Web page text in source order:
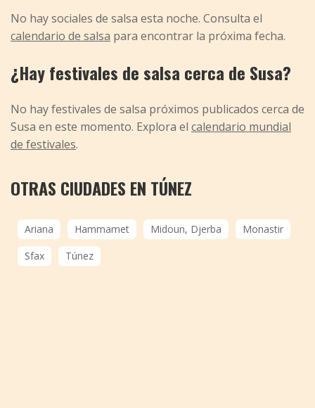
No hay sociales de salsa esta noche. Consulta el
calendario de salsa para encontrar la próxima fecha.
¿Hay festivales de salsa cerca de Susa?
No hay festivales de salsa próximos publicados cerca de
Susa en este momento. Explora el calendario mundial
de festivales.
OTRAS CIUDADES EN TÚNEZ
Ariana Hammamet Midoun, Djerba
Monastir
Sfax
Túnez